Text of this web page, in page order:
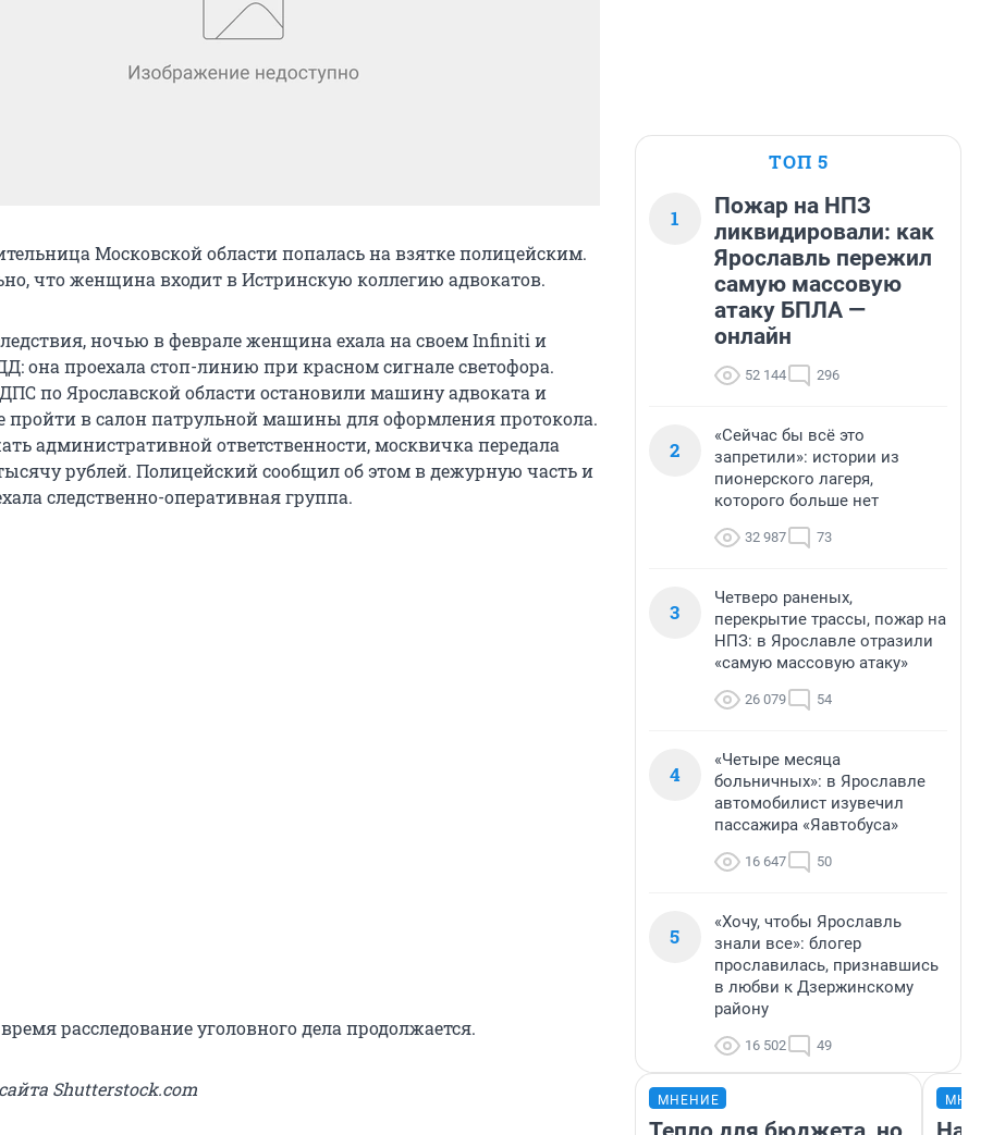
Московской области попалась на взятке полицейским.
что женщина входит в Истринскую коллегию адвокатов.
ночью в феврале женщина ехала на своем Infiniti и
она проехала стоп-линию при красном сигнале светофора.
по Ярославской области остановили машину адвоката и
пройти в салон патрульной машины для оформления протокола.
административной ответственности, москвичка передала
рублей. Полицейский сообщил об этом в дежурную часть и
следственно-оперативная группа.
расследование уголовного дела продолжается.
Shutterstock.com
ТОП 5
1
Пожар на НПЗ
ликвидировали: как
Ярославль пережил
самую массовую
атаку БПЛА —
онлайн
52 144 296
2
«Сейчас бы всё это
запретили»: истории из
пионерского лагеря,
которого больше нет
32 987 73
3
Четверо раненых,
перекрытие трассы, пожар на
НПЗ: в Ярославле отразили
«самую массовую атаку»
26 079 54
4
«Четыре месяца
больничных»: в Ярославле
автомобилист изувечил
пассажира «Яавтобуса»
16 647 50
5
«Хочу, чтобы Ярославль
знали все»: блогер
прославилась, признавшись
в любви к Дзержинскому
району
16 502 49
МНЕНИЕ